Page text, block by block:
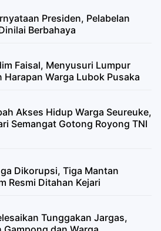
Presiden, Pelabelan
Berbahaya
Faisal, Menyusuri Lumpur
Warga Lubok Pusaka
Akses Hidup Warga Seureuke,
Semangat Gotong Royong TNI
Dikorupsi, Tiga Mantan
Resmi Ditahan Kejari
Tunggakan Jargas,